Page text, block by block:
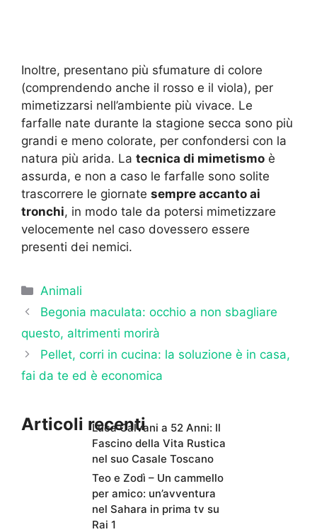
Inoltre, presentano più sfumature di colore
(comprendendo anche il rosso e il viola), per
mimetizzarsi nell’ambiente più vivace. Le
farfalle nate durante la stagione secca sono più
grandi e meno colorate, per confondersi con la
natura più arida. La tecnica di mimetismo è
assurda, e non a caso le farfalle sono solite
trascorrere le giornate sempre accanto ai
tronchi, in modo tale da potersi mimetizzare
velocemente nel caso dovessero essere
presenti dei nemici.
Categorie
Animali
Begonia maculata: occhio a non sbagliare
questo, altrimenti morirà
Pellet, corri in cucina: la soluzione è in casa,
fai da te ed è economica
Articoli recentiLuca Calvani a 52 Anni: Il
Fascino della Vita Rustica
nel suo Casale Toscano
Teo e Zodì – Un cammello
per amico: un’avventura
nel Sahara in prima tv su
Rai 1